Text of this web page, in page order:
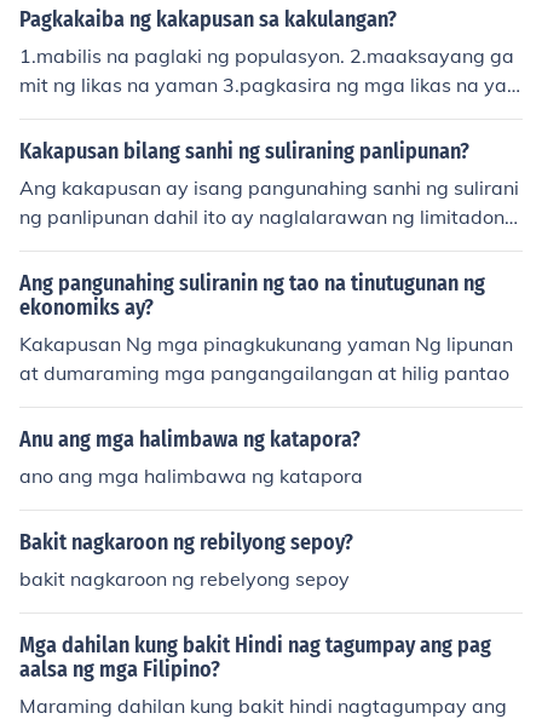
-unlad ng ekonomiya dahil maaaring magdulot ng pagt
ong galing sa likas na yaman. Ang pagpaplano at pag
gamit ng mga yaman nang responsable at sustainable
ay mahalaga upang maiwasan ang kakapusan.
Pagkakaiba ng kakapusan sa kakulangan?
1.mabilis na paglaki ng populasyon. 2.maaksayang ga
mit ng likas na yaman 3.pagkasira ng mga likas na ya
man dulot ng kalamidad..
Kakapusan bilang sanhi ng suliraning panlipunan?
Ang kakapusan ay isang pangunahing sanhi ng sulirani
ng panlipunan dahil ito ay naglalarawan ng limitadong
yaman na hindi sapat upang matugunan ang mga pan
gangailangan at kagustuhan ng tao. Nagdudulot ito ng
kompetisyon para sa mga yaman, na maaaring magres
ulta sa hindi pantay-pantay na distribusyon, hindi pagk
akaunawaan, at hidwaan sa lipunan. Halimbawa, ang
kakulangan sa pagkain, pabahay, at edukasyon ay nag
aapekto sa kalidad ng buhay ng mga tao. Sa ganitong
paraan, nakakaapekto ang kakapusan sa kabuuang kal
agayan ng lipunan at nagiging ugat ng iba't ibang sulir
anin.
Ang pangunahing suliranin ng tao na tinutugunan ng
ekonomiks ay?
Kakapusan Ng mga pinagkukunang yaman Ng lipunan
at dumaraming mga pangangailangan at hilig pantao
Anu ang mga halimbawa ng katapora?
ano ang mga halimbawa ng katapora
Bakit nagkaroon ng rebilyong sepoy?
bakit nagkaroon ng rebelyong sepoy
Mga dahilan kung bakit Hindi nag tagumpay ang pag
aalsa ng mga Filipino?
Maraming dahilan kung bakit hindi nagtagumpay ang